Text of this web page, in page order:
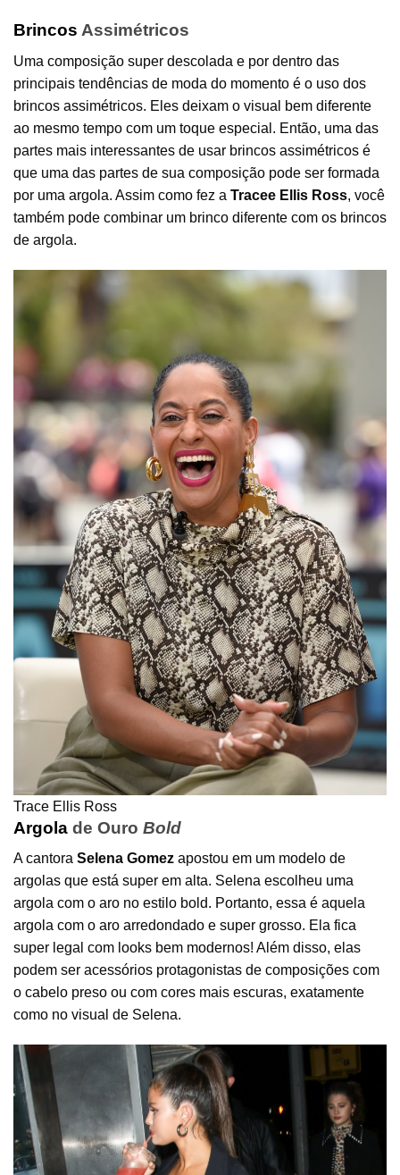
Brincos Assimétricos
Uma composição super descolada e por dentro das
principais tendências de moda do momento é o uso dos
brincos assimétricos. Eles deixam o visual bem diferente
ao mesmo tempo com um toque especial. Então, uma das
partes mais interessantes de usar brincos assimétricos é
que uma das partes de sua composição pode ser formada
por uma argola. Assim como fez a Tracee Ellis Ross, você
também pode combinar um brinco diferente com os brincos
de argola.
Trace Ellis Ross
Argola de Ouro Bold
A cantora Selena Gomez apostou em um modelo de
argolas que está super em alta. Selena escolheu uma
argola com o aro no estilo bold. Portanto, essa é aquela
argola com o aro arredondado e super grosso. Ela fica
super legal com looks bem modernos! Além disso, elas
podem ser acessórios protagonistas de composições com
o cabelo preso ou com cores mais escuras, exatamente
como no visual de Selena.